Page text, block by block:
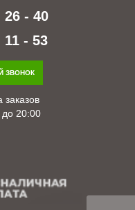
26 - 40
11 - 53
ЗВОНОК
заказов
20:00